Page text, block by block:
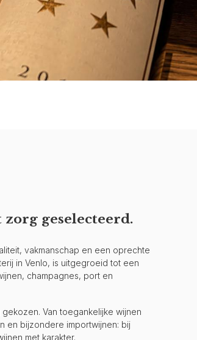
geselecteerd.
vakmanschap en een oprechte
in Venlo, is uitgegroeid tot een
champagnes, port en
Van toegankelijke wijnen
en bijzondere importwijnen: bij
met karakter.